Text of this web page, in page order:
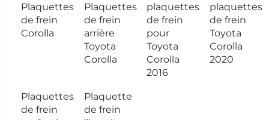
Plaquettes
de frein
Corolla
Plaquettes
de frein
arrière
Toyota
Corolla
plaquettes
de frein
pour
Toyota
Corolla
2016
plaquettes
de frein
Toyota
Corolla
2020
Plaquettes
de frein
Plaquette
de frein